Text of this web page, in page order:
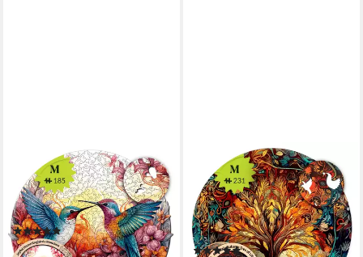
MAGICHOLZ
Puzzle Fröhliche Kolibris
Mandala Holzpuzzle (2D), 185
Puzzleteile
(1)
ab 24,90 €
MAGICHOLZ
Puzzle Herbstbaum des
Lebens Tree of Life
Holzpuzzle (2D), 212
Puzzleteile
(1)